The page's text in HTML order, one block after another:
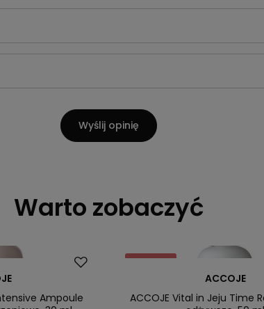
Wyślij opinię
Warto zobaczyć
Ampoule
Promocja
ACCOJE
ACCOJE Vital in Jeju Time